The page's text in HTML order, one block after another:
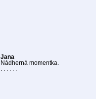
Jana
Nádherná momentka.